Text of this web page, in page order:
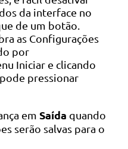
da interface no
de um botão.
as Configurações
por
Iniciar e clicando
pressionar
em Saída quando
serão salvas para o